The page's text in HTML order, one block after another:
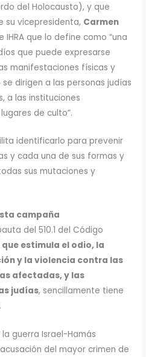
del Holocausto), y que
su vicepresidenta, Carmen
IHRA que lo define como “una
que puede expresarse
manifestaciones físicas y
dirigen a las personas judías
a las instituciones
de culto”.
identificarlo para prevenir
y cada una de sus formas y
sus mutaciones y
campaña
del 510.1 del Código
estimula el odio, la
y la violencia contra las
afectadas, y las
judías, sencillamente tiene
guerra Israel-Hamás
del mayor crimen de